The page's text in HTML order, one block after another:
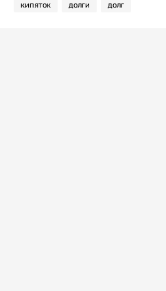
кипяток долги долг